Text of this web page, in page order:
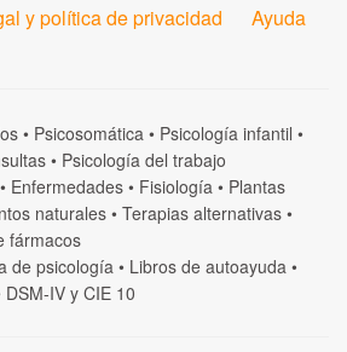
y política de privacidad
Ayuda
• Psicosomática • Psicología infantil •
• Psicología del trabajo
• Enfermedades • Fisiología • Plantas
naturales • Terapias alternativas •
fármacos
de psicología • Libros de autoayuda •
DSM-IV y CIE 10